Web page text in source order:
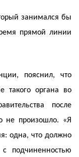
занимался бы
прямой линии
пояснил, что
такого органа во
после
не произошло. «Я
одна, что должно
с подчиненностью